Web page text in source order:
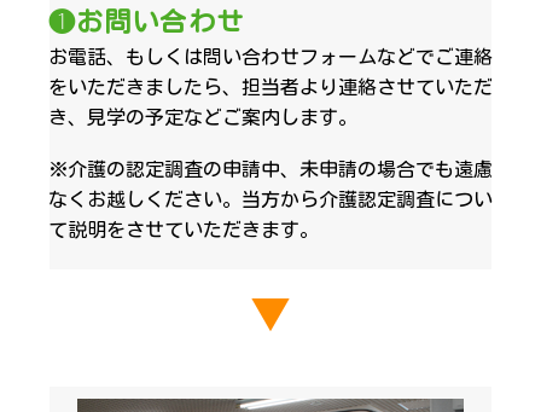
❶お問い合わせ
お電話、もしくは問い合わせフォームなどでご連絡
をいただきましたら、担当者より連絡させていただ
き、見学の予定などご案内します。
※介護の認定調査の申請中、未申請の場合でも遠慮
なくお越しください。当方から介護認定調査につい
て説明をさせていただきます。
▼